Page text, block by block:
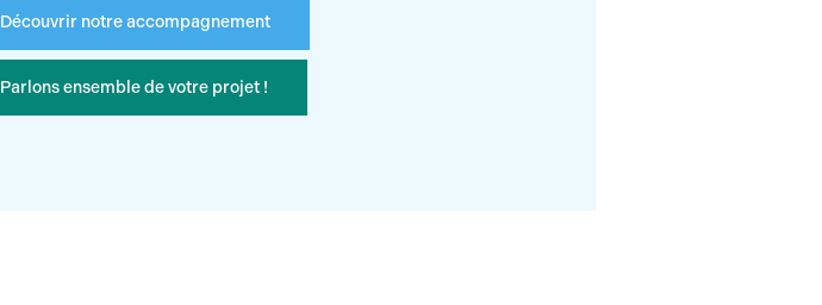
Découvrir notre accompagnement
Parlons ensemble de votre projet !